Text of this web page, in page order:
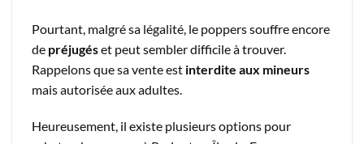
Pourtant, malgré sa légalité, le poppers souffre encore
de préjugéset peut sembler difficile à trouver.
Rappelons que sa vente est interdite aux mineurs
mais autorisée aux adultes.
Heureusement, il existe plusieurs options pour